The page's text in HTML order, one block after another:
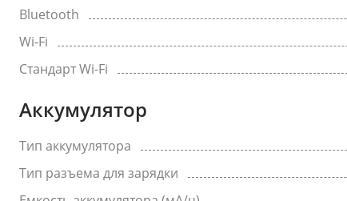
Bluetooth
Wi-Fi
Стандарт Wi-Fi
Аккумулятор
Тип аккумулятора
Тип разъема для зарядки